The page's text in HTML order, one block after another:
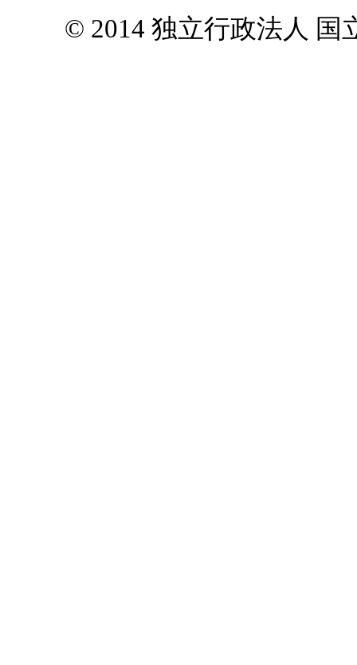
© 2014 独立行政法人 国